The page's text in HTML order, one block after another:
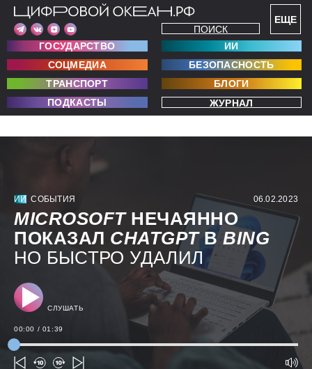
ЕЩЕ
ПОИСК
ГОСУДАРСТВО
ИИ
СОЦМЕДИА
БЕЗОПАСНОСТЬ
ТРАНСПОРТ
БЛОГИ
ПОДКАСТЫ
ЖУРНАЛ
ИИ СОБЫТИЯ 06.02.2023
MICROSOFT НЕЧАЯННО
ПОКАЗАЛ CHATGPTВBING
НО БЫСТРО УДАЛИЛ
СЛУШАТЬ
00:00 / 01:39